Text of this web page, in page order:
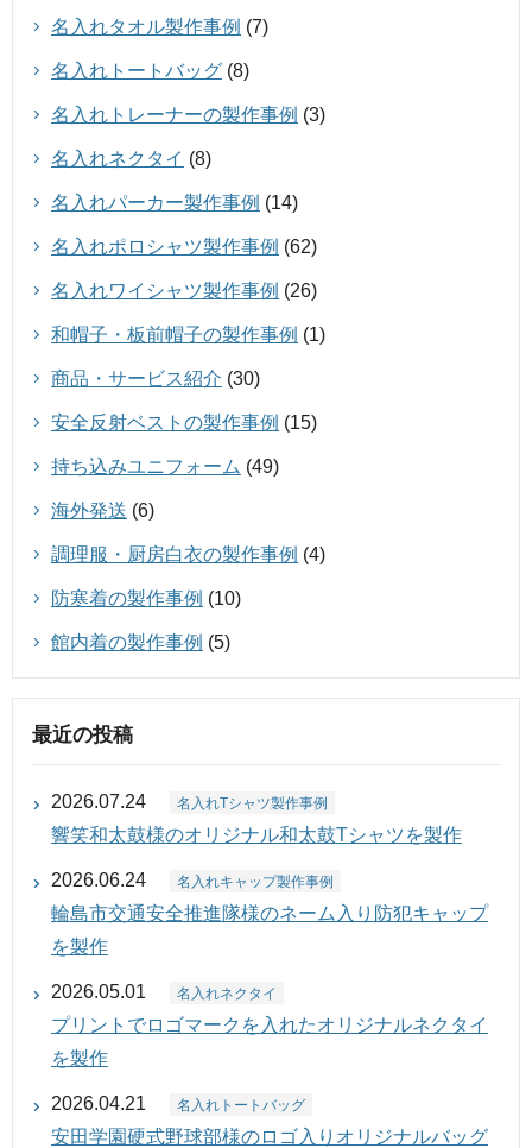
名入れタオル製作事例 (7)
名入れトートバッグ (8)
名入れトレーナーの製作事例 (3)
名入れネクタイ (8)
名入れパーカー製作事例 (14)
名入れポロシャツ製作事例 (62)
名入れワイシャツ製作事例 (26)
和帽子・板前帽子の製作事例 (1)
商品・サービス紹介 (30)
安全反射ベストの製作事例 (15)
持ち込みユニフォーム (49)
海外発送 (6)
調理服・厨房白衣の製作事例 (4)
防寒着の製作事例 (10)
館内着の製作事例 (5)
最近の投稿
2026.07.24 名入れTシャツ製作事例
響笑和太鼓様のオリジナル和太鼓Tシャツを製作
2026.06.24 名入れキャップ製作事例
輪島市交通安全推進隊様のネーム入り防犯キャップ
を製作
2026.05.01 名入れネクタイ
プリントでロゴマークを入れたオリジナルネクタイ
を製作
2026.04.21 名入れトートバッグ
安田学園硬式野球部様のロゴ入りオリジナルバッグ